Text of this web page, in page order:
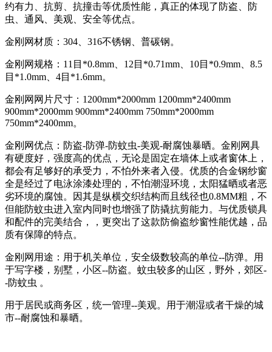
约有力、抗剪、抗撞击等优质性能，真正的体现了防盗、防
虫、通风、美观、安全等优点。
金刚网材质：304、316不锈钢、普碳钢。
金刚网规格：11目*0.8mm、12目*0.71mm、10目*0.9mm、8.5
目*1.0mm、4目*1.6mm。
金刚网网片尺寸：1200mm*2000mm 1200mm*2400mm
900mm*2000mm 900mm*2400mm 750mm*2000mm
750mm*2400mm。
金刚网优点：防盗-防弹-防蚊虫-美观-耐腐蚀暴晒。金刚网具
有硬度好，强度高的优点，无论是固定在墙体上或者窗体上，
都会有足够好的承受力，不怕外来者入侵。优质的合金钢纱窗
全是经过了电泳涂漆处理的，不怕潮湿环境，太阳猛晒或者恶
劣环境的腐蚀。因其是纵横交织结构而且线径也0.8MM粗，不
但能防蚊虫进入室内同时也增强了防撬抗剪能力。与优质锁具
和配件的完美结合，，更突出了这款防偷盗纱窗性能优越，品
质有保障的特点。
金刚网用途：用于机关单位，安全级数较高的单位--防弹。用
于写字楼，别墅，小区--防盗。蚊虫较多的山区，野外，郊区-
-防蚊虫 。
用于居民或商务区，统一管理--美观。用于潮湿或者干燥的城
市--耐腐蚀和暴晒。